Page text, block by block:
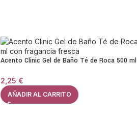
Acento Clinic Gel de Baño Té de Roca 500 ml
2,25 €
AÑADIR AL CARRITO